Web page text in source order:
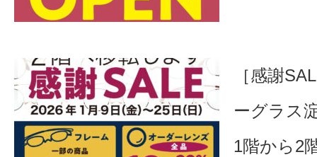
［感謝
ーグラス
1階から2